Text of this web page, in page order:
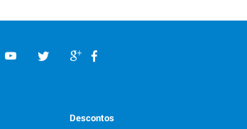
Descontos